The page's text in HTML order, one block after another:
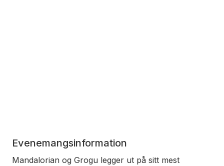
Evenemangsinformation
Mandalorian og Grogu legger ut på sitt mest